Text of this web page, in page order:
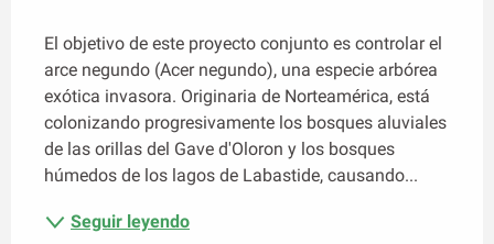
El objetivo de este proyecto conjunto es controlar el
arce negundo (Acer negundo), una especie arbórea
exótica invasora. Originaria de Norteamérica, está
colonizando progresivamente los bosques aluviales
de las orillas del Gave d'Oloron y los bosques
húmedos de los lagos de Labastide, causando...
Seguir leyendo